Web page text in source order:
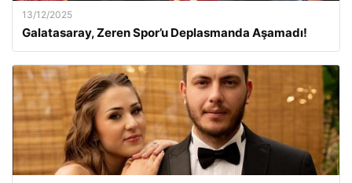
13/12/2025
Galatasaray, Zeren Spor’u Deplasmanda Aşamadı!